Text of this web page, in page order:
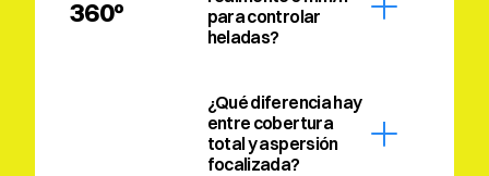
360º
para controlar
heladas?
¿Qué diferencia hay
entre cobertura
total y aspersión
focalizada?